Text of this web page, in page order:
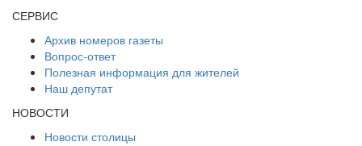
СЕРВИС
Архив номеров газеты
Вопрос-ответ
Полезная информация для жителей
Наш депутат
НОВОСТИ
Новости столицы